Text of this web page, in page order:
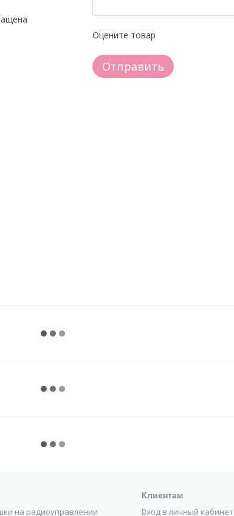
Оцените товар
Отправить
на радиоуправлении
Клиентам
Вход в личный кабинет